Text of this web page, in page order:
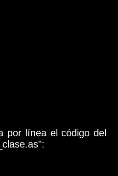
por línea el código del